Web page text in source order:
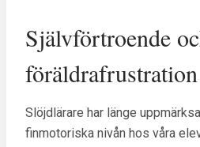
Självförtroende
föräldrafrustration
Slöjdlärare har länge
finmotoriska nivån hos våra